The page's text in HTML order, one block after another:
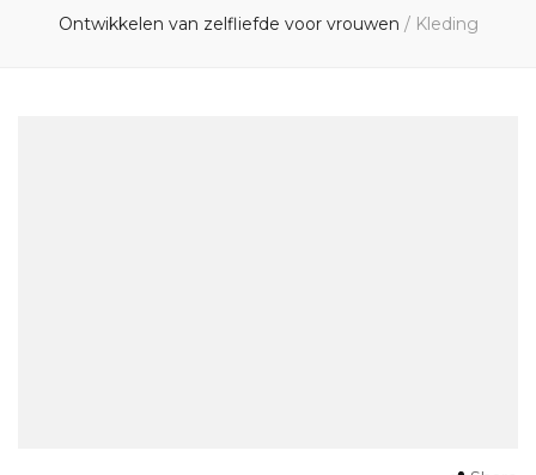
Ontwikkelen van zelfliefde voor vrouwen / Kleding